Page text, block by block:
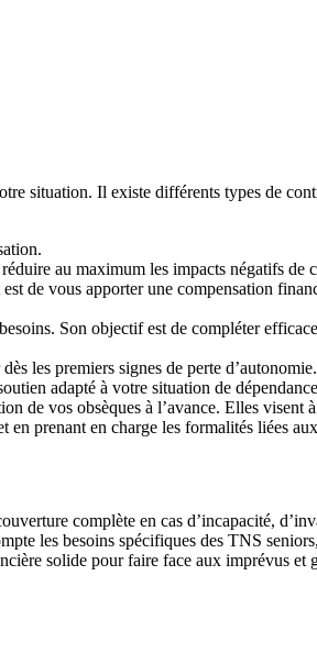
situation. Il existe différents types de
au maximum les impacts négatifs de
de vous apporter une compensation
Son objectif est de compléter
les premiers signes de perte
adapté à votre situation de
de vos obsèques à l’avance. Elles visent
prenant en charge les formalités liées
complète en cas d’incapacité,
les besoins spécifiques des TNS
solide pour faire face aux imprévus et